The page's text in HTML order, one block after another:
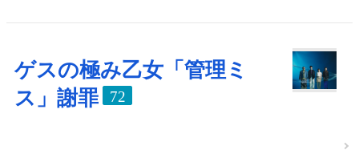
ゲスの極み乙女「管理ミ
ス」謝罪
72